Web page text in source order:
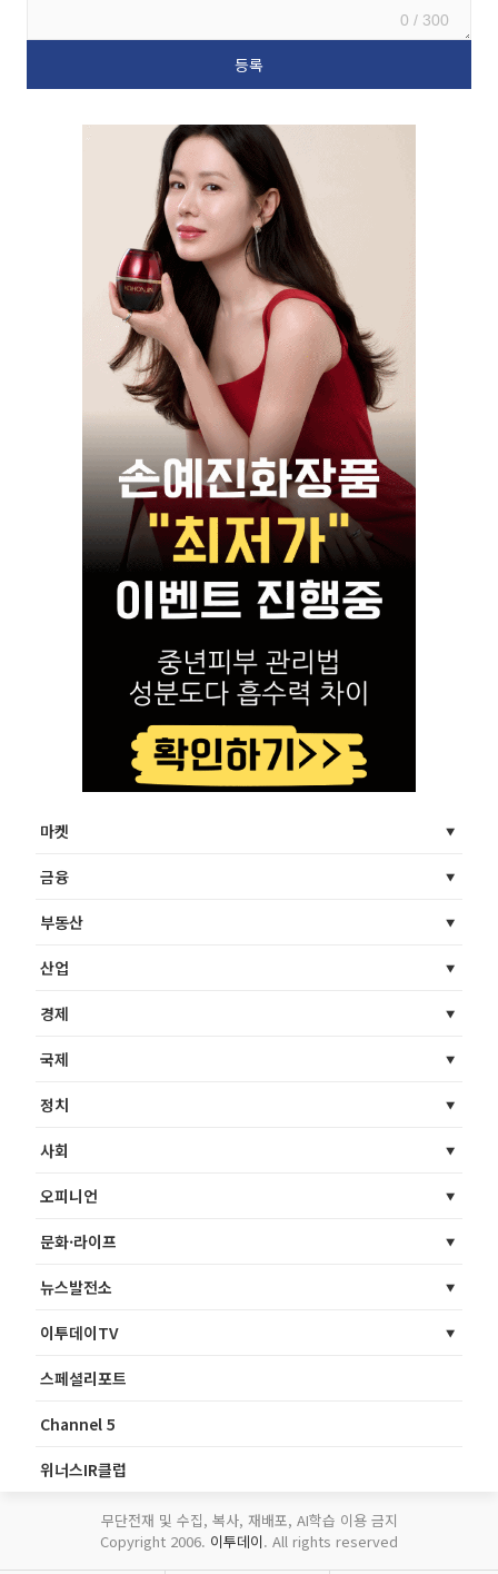
0 / 300
마켓
금융
부동산
산업
경제
국제
정치
사회
오피니언
문화·라이프
뉴스발전소
이투데이TV
스페셜리포트
Channel 5
위너스IR클럽
무단전재 및 수집, 복사, 재배포, AI학습 이용 금지
Copyright 2006. 이투데이. All rights reserved